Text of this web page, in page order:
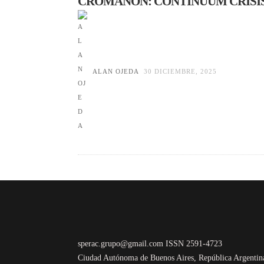
ALAN OJEDA 30 DICIEMBRE, 2025
sperac.grupo@gmail.com ISSN 2591-4723
Ciudad Autónoma de Buenos Aires, República